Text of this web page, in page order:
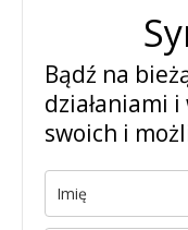
Bądź na
działaniami
swoich i